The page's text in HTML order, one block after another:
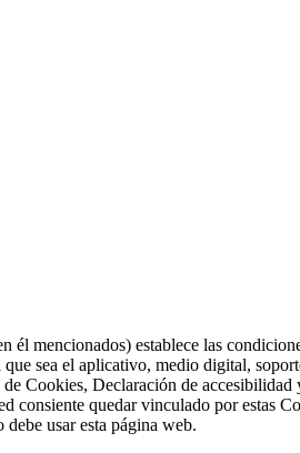
él mencionados) establece las
sea el aplicativo, medio digital,
Cookies, Declaración de
consiente quedar vinculado por
usar esta página web.